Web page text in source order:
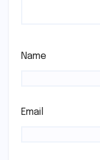
Name
Email